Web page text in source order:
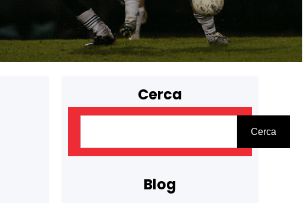
Cerca
r
Cerca
Blog